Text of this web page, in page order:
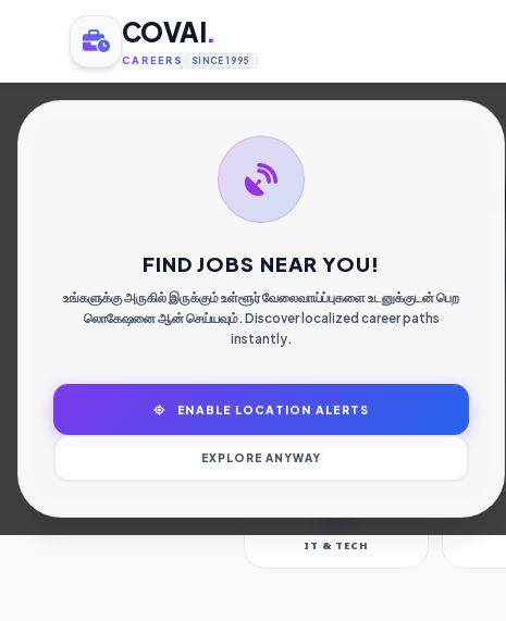
COVAI.
CAREERS SINCE 1995
FIND JOBS NEAR YOU!
உங்களுக்கு அருகில் இருக்கும் உள்ளூர் வேலைவாய்ப்புகளை உடனுக்குடன் பெற
லொகேஷனை ஆன் செய்யவும். Discover localized career paths
instantly.
ENABLE LOCATION ALERTS
EXPLORE ANYWAY
IT & TECH